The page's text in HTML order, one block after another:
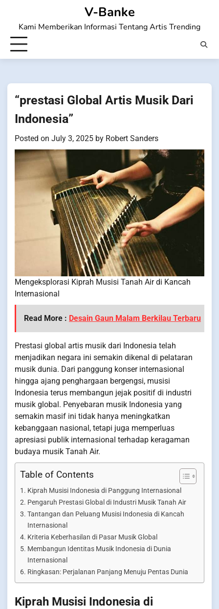
content
V-Banke
Kami Memberikan Informasi Tentang Artis Trending
“prestasi Global Artis Musik Dari
Indonesia”
Posted on July 3, 2025 by Robert Sanders
Mengeksplorasi Kiprah Musisi Tanah Air di Kancah
Internasional
Read More : Desain Gaun Malam Berkilau Terbaru
Prestasi global artis musik dari Indonesia telah
menjadikan negara ini semakin dikenal di pelataran
musik dunia. Dari panggung konser internasional
hingga ajang penghargaan bergengsi, musisi
Indonesia terus membangun jejak positif di industri
musik global. Penyebaran musik Indonesia yang
semakin masif ini tidak hanya meningkatkan
kebanggaan nasional, tetapi juga memperluas
apresiasi publik internasional terhadap keragaman
budaya musik Tanah Air.
Table of Contents
Kiprah Musisi Indonesia di Panggung Internasional
Pengaruh Prestasi Global di Industri Musik Tanah Air
Tantangan dan Peluang Musisi Indonesia di Kancah
Internasional
Kriteria Keberhasilan di Pasar Musik Global
Membangun Identitas Musik Indonesia di Dunia
Internasional
Ringkasan: Perjalanan Panjang Menuju Pentas Dunia
Kiprah Musisi Indonesia di